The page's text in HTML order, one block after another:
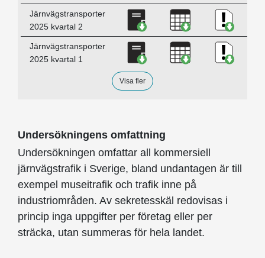
Järnvägstransporter
2025 kvartal 2
Ladda nerLadda nerLadda
Järnvägstransporter
2025 kvartal 1
Ladda nerLadda nerLadda
Visa fler
Undersökningens omfattning
Undersökningen omfattar all kommersiell
järnvägstrafik i Sverige, bland undantagen är till
exempel museitrafik och trafik inne på
industriområden. Av sekretesskäl redovisas i
princip inga uppgifter per företag eller per
sträcka, utan summeras för hela landet.